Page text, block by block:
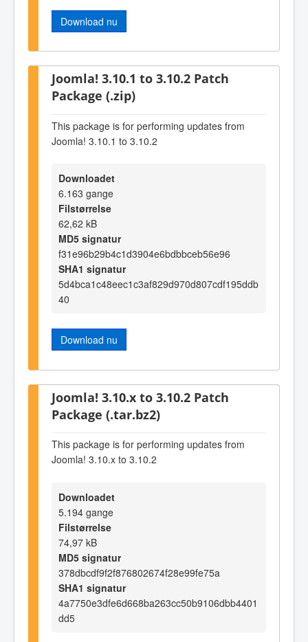
Download nu
Joomla! 3.10.1 to 3.10.2 Patch
Package (.zip)
This package is for performing updates from
Joomla! 3.10.1 to 3.10.2
Downloadet
6.163 gange
Filstørrelse
62,62 kB
MD5 signatur
f31e96b29b4c1d3904e6bdbbceb56e96
SHA1 signatur
5d4bca1c48eec1c3af829d970d807cdf195ddb
40
Download nu
Joomla! 3.10.x to 3.10.2 Patch
Package (.tar.bz2)
This package is for performing updates from
Joomla! 3.10.x to 3.10.2
Downloadet
5.194 gange
Filstørrelse
74,97 kB
MD5 signatur
378dbcdf9f2f876802674f28e99fe75a
SHA1 signatur
4a7750e3dfe6d668ba263cc50b9106dbb4401
dd5